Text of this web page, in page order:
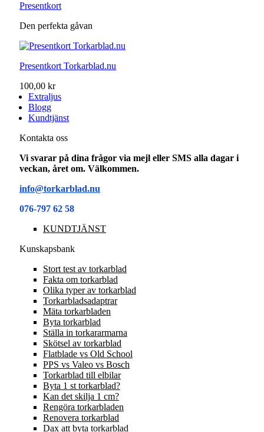
Presentkort
Den perfekta gåvan
Presentkort Torkarblad.nu
100,00 kr
Extraljus
Blogg
Kundtjänst
Kontakta oss
Vi svarar på dina frågor via mejl eller SMS alla dagar i
veckan, året om. Välkommen.
info@torkarblad.nu
076-797 62 58
KUNDTJÄNST
Kunskapsbank
Stort test av torkarblad
Fakta om torkarblad
Olika typer av torkarblad
Torkarbladsadaptrar
Mäta torkarbladen
Byta torkarblad
Ställa in torkararmarna
Skötsel av torkarblad
Flatblade vs Old School
PPS vs Valeo vs Bosch
Torkarblad till elbilar
Byta 1 st torkarblad?
Kan det skilja 1 cm?
Rengöra torkarbladen
Renovera torkarblad
Dax att byta torkarblad